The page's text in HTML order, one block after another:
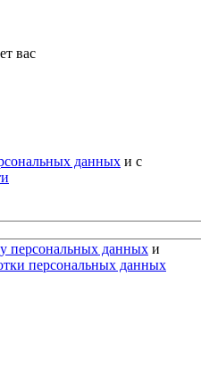
вас
данных и с
персональных данных и
персональных данных